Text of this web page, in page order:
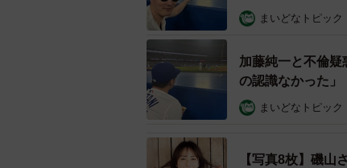
まいどなトピック
加藤純一と不倫
の認識なかった」
まいどなトピック
【写真8枚】磯